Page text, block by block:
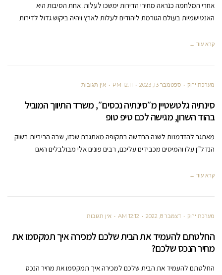
אחרי המלחמה כנראה מחירי הדירות ימשכו לעלות. אחת הסיבות היא
האנטישמיות בעולם הגורמת ליהודים לעלות לארץ ויהיה ביקוש גדול לדירות
קרא עוד ←
מערכת ירוק ספטמבר 13, 2023 12:11 PM אין תגובות
סינתיה גלטשטיין מ״סינתיה נכסים״, משרד התיווך המוביל
בהוד השרון, מגישה לכם טיפ טופ
מאתגר להזדמנות לשנה החדשה בתקופה מאתגרת שכזו, שבה הריביות בשוק
הנדל״ן עלו והמיסים מכבידים עליכם, רבים פונים אלי מבולבלים האם
קרא עוד ←
מערכת ירוק דצמבר 8, 2022 12:12 AM אין תגובות
החלטתם להעמיד את הבית שלכם למכירה איך תמקסמו את
מחיר הנכס שלכם?
החלטתם להעמיד את הבית שלכם למכירה איך תמקסמו את מחיר הנכס